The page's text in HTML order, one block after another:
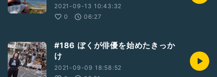
2021-09-13 10:43:32
0
06:27
#186 ぼくが俳優を始めたきっか
け
2021-09-09 18:58:52